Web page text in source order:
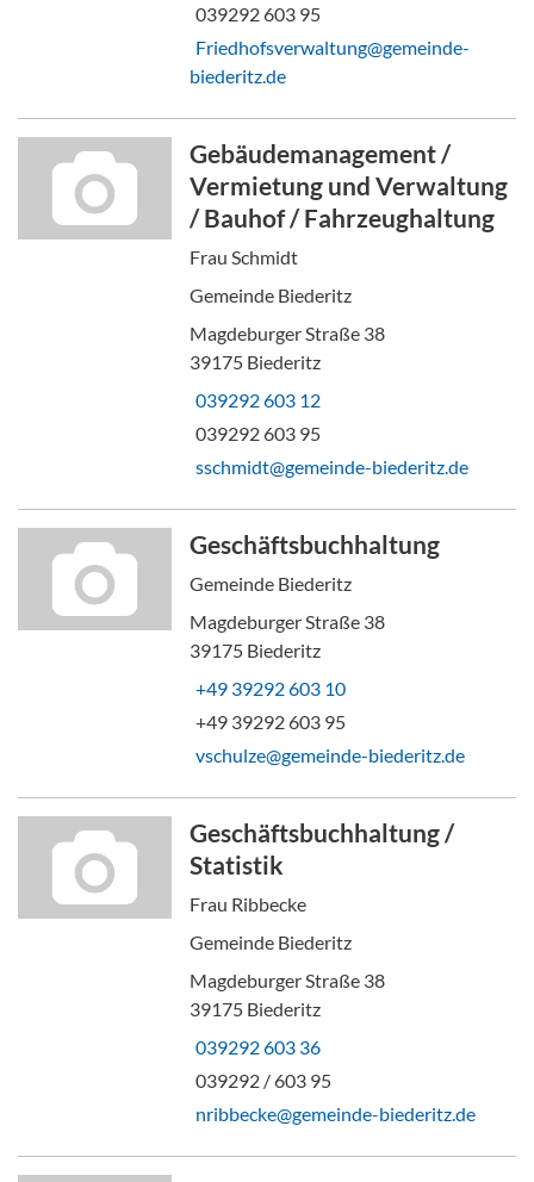
039292 603 95
Friedhofsverwaltung@gemeinde-
biederitz.de
Gebäudemanagement /
Vermietung und Verwaltung
/ Bauhof / Fahrzeughaltung
Frau Schmidt
Gemeinde Biederitz
Magdeburger Straße 38
39175 Biederitz
039292 603 12
039292 603 95
sschmidt@gemeinde-biederitz.de
Geschäftsbuchhaltung
Gemeinde Biederitz
Magdeburger Straße 38
39175 Biederitz
+49 39292 603 10
+49 39292 603 95
vschulze@gemeinde-biederitz.de
Geschäftsbuchhaltung /
Statistik
Frau Ribbecke
Gemeinde Biederitz
Magdeburger Straße 38
39175 Biederitz
039292 603 36
039292 / 603 95
nribbecke@gemeinde-biederitz.de